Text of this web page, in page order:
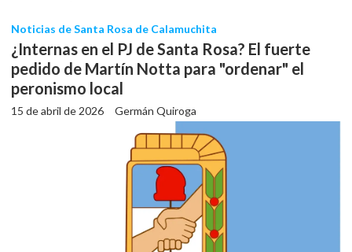
¿Internas en el PJ de Santa Rosa? El fuerte
pedido de Martín Notta para "ordenar" el
peronismo local
Germán Quiroga
Noticias de Santa Rosa de Calamuchita
15 de abril de 2026